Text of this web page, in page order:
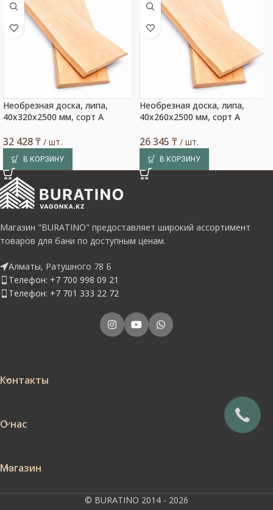
Необрезная доска, липа,
40x320x2500 мм, сорт A
32 428₸ / шт.
В КОРЗИНУ
Необрезная доска, липа,
40x260x2500 мм, сорт A
26 345 ₸ / шт.
В КОРЗИНУ
Магазин "BURATINO" предоставляет широкий ассортимент
товаров для бани по доступным ценам.
Алматы, Ратушного 78 Б
Телефон: +7 700 998 09 21
Телефон: +7 701 333 22 72
Контакты
О нас
Магазин
© BURATINO 2014 - 2026